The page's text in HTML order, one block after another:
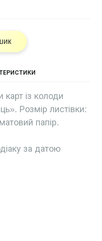
карт із колоди
Розмір листівки:
папір.
за датою